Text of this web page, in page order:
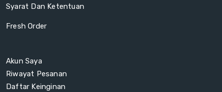
Syarat Dan Ketentuan
Fresh Order
Akun Saya
Riwayat Pesanan
Daftar Keinginan